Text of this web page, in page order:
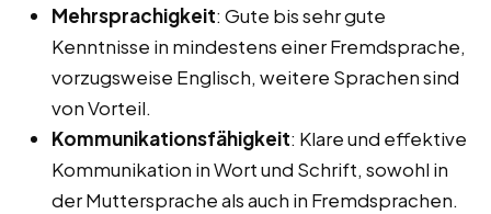
Mehrsprachigkeit: Gute bis sehr gute
Kenntnisse in mindestens einer Fremdsprache,
vorzugsweise Englisch, weitere Sprachen sind
von Vorteil.
Kommunikationsfähigkeit: Klare und effektive
Kommunikation in Wort und Schrift, sowohl in
der Muttersprache als auch in Fremdsprachen.